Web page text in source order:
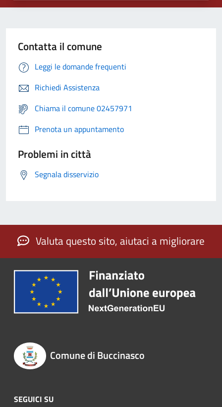
Contatta il comune
Leggi le domande frequenti
Richiedi Assistenza
Chiama il comune 02457971
Prenota un appuntamento
Problemi in città
Segnala disservizio
Valuta questo sito, aiutaci a migliorare
Comune di Buccinasco
SEGUICI SU